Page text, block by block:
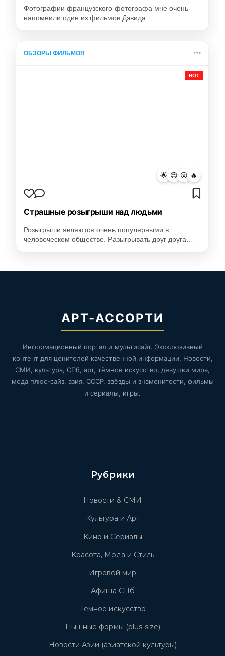
Фотографии французского фотографа мне очень
напомнили один из фильмов Дэвида…
ОБЗОРЫ ФИЛЬМОВ
HOT
🌟 😍 😮 🔥
Страшные розыгрыши над людьми
Розыгрыши являются очень популярными в
человеческом обществе. Разыгрывать друг друга…
АРТ-АССОРТИ
Информационный портал и мультисайт. Эксклюзивный
контент для ценителей качественной информации. Новости,
СМИ, культура, СПб, арт, тёмное искусство, девушки мира,
мода плюс-сайз, азия, СССР, звёзды и знаменитости, фильмы
и сериалы, игры.
Рубрики
Новости & СМИ
Культура и Арт
Кино и Сериалы
Красота, Мода и Стиль
Игровой мир
Афиша СПб
Тёмное искусство
Пышные формы (plus-size)
Новости Азии (азиатской культуры)